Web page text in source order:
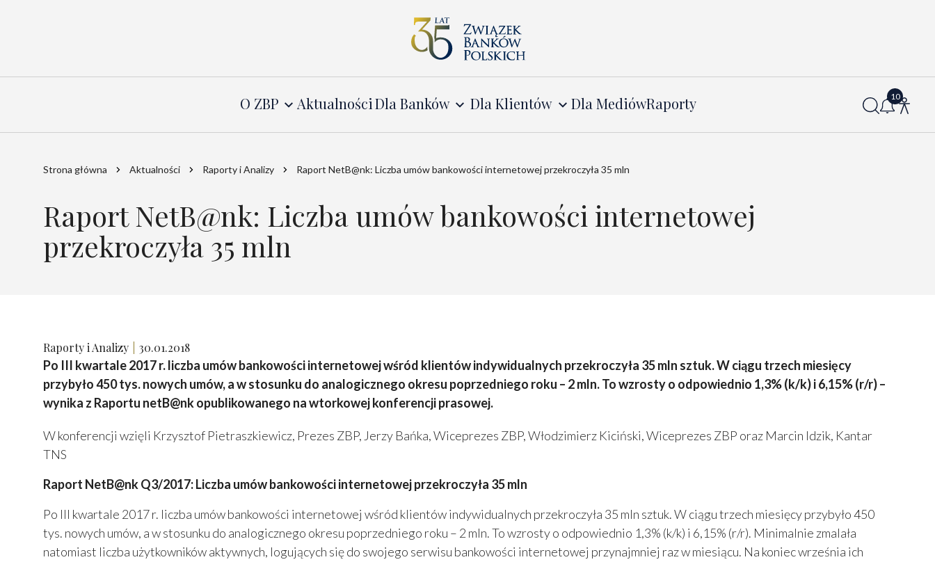
O ZBP AktualnościDla Banków Dla Klientów Dla MediówRaporty
Strona główna Aktualności Raporty i Analizy Raport NetB@nk: Liczba umów bankowości internetowej przekroczyła 35 mln
Raport NetB@nk: Liczba umów bankowości internetowej
przekroczyła 35 mln
Raporty i Analizy 30.01.2018
Po III kwartale 2017 r. liczba umów bankowości internetowej wśród klientów indywidualnych przekroczyła 35 mln sztuk. W ciągu trzech miesięcy
przybyło 450 tys. nowych umów, a w stosunku do analogicznego okresu poprzedniego roku – 2 mln. To wzrosty o odpowiednio 1,3% (k/k) i 6,15% (r/r) –
wynika z Raportu netB@nk opublikowanego na wtorkowej konferencji prasowej.
W konferencji wzięli Krzysztof Pietraszkiewicz, Prezes ZBP, Jerzy Bańka, Wiceprezes ZBP, Włodzimierz Kiciński, Wiceprezes ZBP oraz Marcin Idzik, Kantar
TNS
Raport NetB@nk Q3/2017: Liczba umów bankowości internetowej przekroczyła 35 mln
Po III kwartale 2017 r. liczba umów bankowości internetowej wśród klientów indywidualnych przekroczyła 35 mln sztuk. W ciągu trzech miesięcy przybyło 450
tys. nowych umów, a w stosunku do analogicznego okresu poprzedniego roku – 2 mln. To wzrosty o odpowiednio 1,3% (k/k) i 6,15% (r/r). Minimalnie zmalała
natomiast liczba użytkowników aktywnych, logujących się do swojego serwisu bankowości internetowej przynajmniej raz w miesiącu. Na koniec września ich